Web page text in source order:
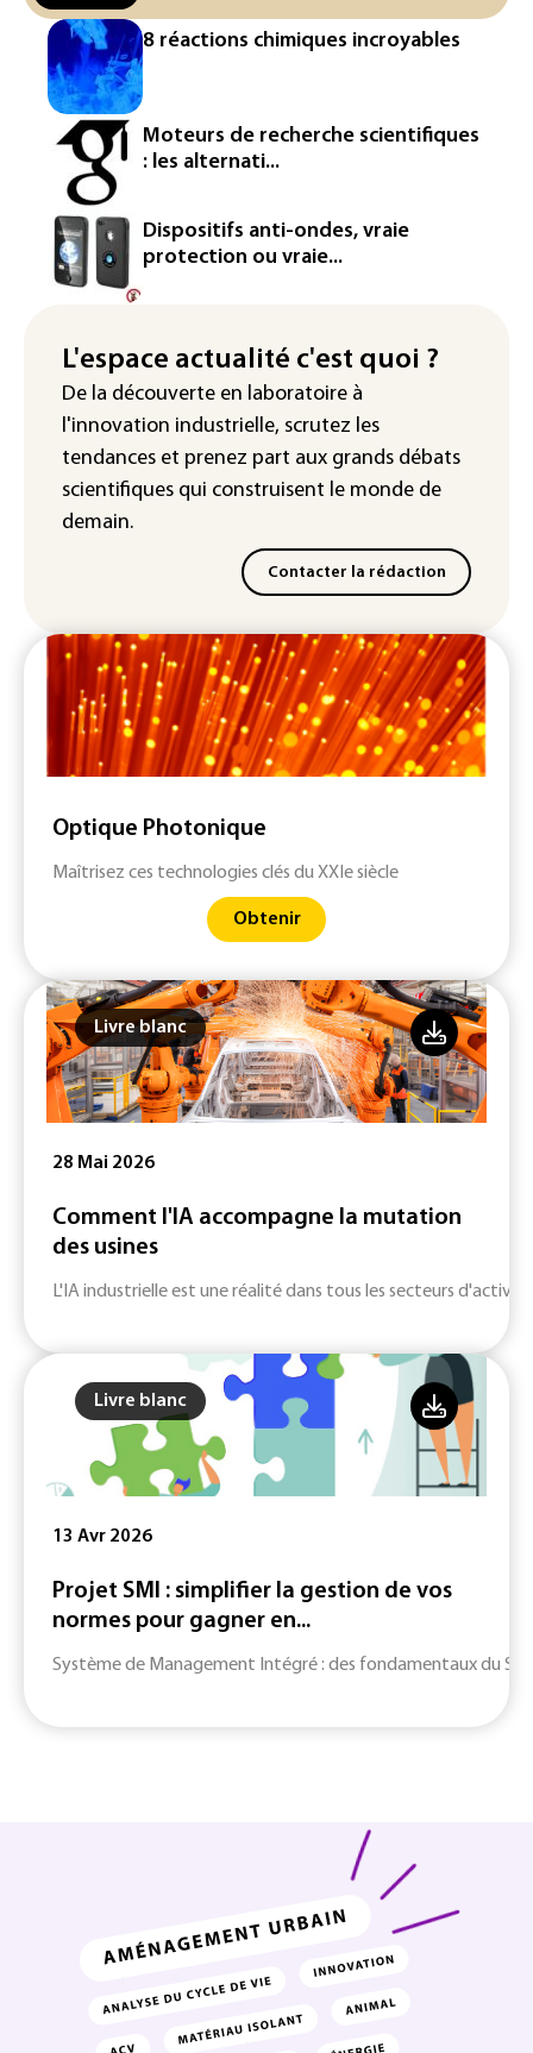
Véhicules de livraison autonomes: la
France ouvre la voie à leur
homologation
Iris³: Eutelsat investira 3,4 milliards
d'euros dans la future constellation
européenne
Le magazine VSD racheté par
l'entrepreneur Vianney d'Alançon
La production française de maïs
"Retour en force" progressif de la
chaleur dans les prochains jours en
France
8 réactions chimiques incroyables
Moteurs de recherche scientifiques
: les alternati...
Dispositifs anti-ondes, vraie
protection ou vraie...
L'espace actualité c'est quoi ?
De la découverte en laboratoire à
l'innovation industrielle, scrutez les
tendances et prenez part aux grands débats
scientifiques qui construisent le monde de
demain.
Contacter la rédaction
Optique Photonique
Maîtrisez ces technologies clés du XXIe siècle
Obtenir
Livre blanc
28 Mai 2026
Comment l'IA accompagne la mutation
des usines
L'IA industrielle est une réalité dans tous les secteurs
Livre blanc
13 Avr 2026
Projet SMI : simplifier la gestion de vos
normes pour gagner en...
Système de Management Intégré : des fondamentaux du